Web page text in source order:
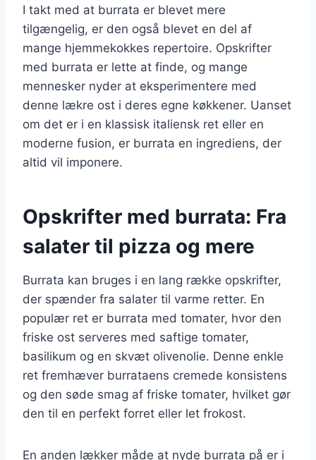
I takt med at burrata er blevet mere
tilgængelig, er den også blevet en del af
mange hjemmekokkes repertoire. Opskrifter
med burrata er lette at finde, og mange
mennesker nyder at eksperimentere med
denne lækre ost i deres egne køkkener. Uanset
om det er i en klassisk italiensk ret eller en
moderne fusion, er burrata en ingrediens, der
altid vil imponere.
Opskrifter med burrata: Fra
salater til pizza og mere
Burrata kan bruges i en lang række opskrifter,
der spænder fra salater til varme retter. En
populær ret er burrata med tomater, hvor den
friske ost serveres med saftige tomater,
basilikum og en skvæt olivenolie. Denne enkle
ret fremhæver burrataens cremede konsistens
og den søde smag af friske tomater, hvilket gør
den til en perfekt forret eller let frokost.
En anden lækker måde at nyde burrata på er i